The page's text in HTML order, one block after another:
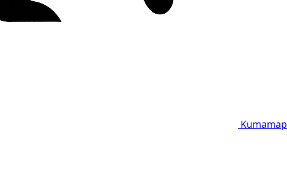
Kumamap